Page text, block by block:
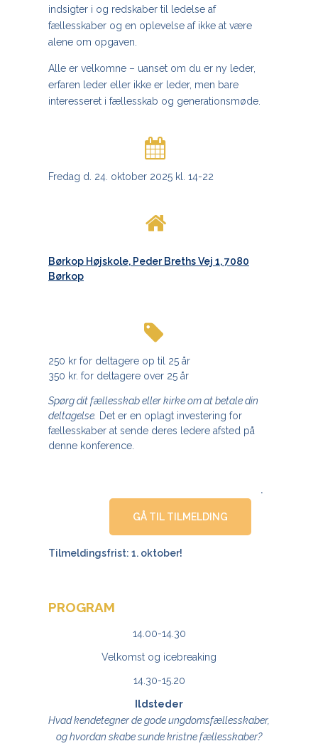
indsigter i og redskaber til ledelse af
fællesskaber og en oplevelse af ikke at være
alene om opgaven.
Alle er velkomne – uanset om du er ny leder,
erfaren leder eller ikke er leder, men bare
interesseret i fællesskab og generationsmøde.
Fredag d. 24. oktober 2025 kl. 14-22
Børkop Højskole, Peder Breths Vej 1, 7080
Børkop
250 kr for deltagere op til 25 år
350 kr. for deltagere over 25 år
Spørg dit fællesskab eller kirke om at betale din
deltagelse. Det er en oplagt investering for
fællesskaber at sende deres ledere afsted på
denne konference.
.
GÅ TIL TILMELDING
Tilmeldingsfrist: 1. oktober!
PROGRAM
14.00-14.30
Velkomst og icebreaking
14.30-15.20
Ildsteder
Hvad kendetegner de gode ungdomsfællesskaber,
og hvordan skabe sunde kristne fællesskaber?